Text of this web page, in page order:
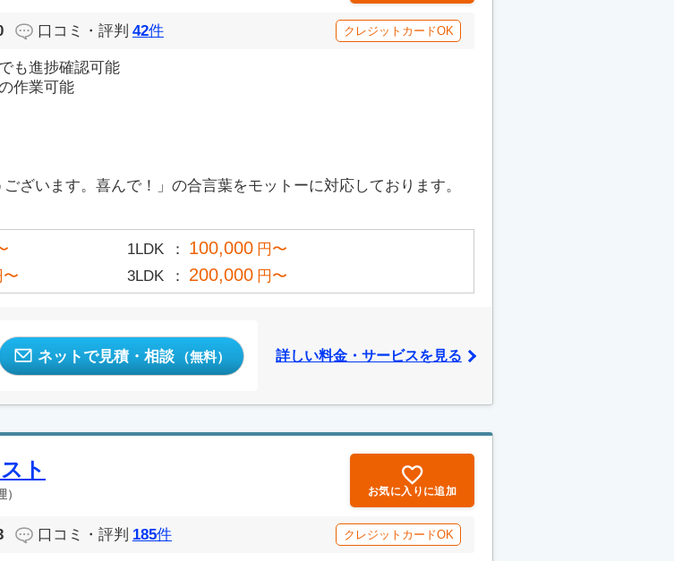
口コミ・評判 42件 クレジットカードOK
も進捗確認可能
作業可能
ざいます。喜んで！」の合言葉をモットーに対応しております。
1LDK 100,000 円〜
〜 3LDK 200,000 円〜
ネットで見積・相談 （無料） 詳しい料金・サービスを見る
ト
お気に入りに追加
口コミ・評判 185件 クレジットカードOK